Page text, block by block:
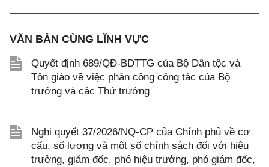
VĂN BẢN CÙNG LĨNH VỰC
Quyết định 689/QĐ-BDTTG của Bộ Dân tộc và
Tôn giáo về việc phân công công tác của Bộ
trưởng và các Thứ trưởng
Nghị quyết 37/2026/NQ-CP của Chính phủ về cơ
cấu, số lượng và một số chính sách đối với hiệu
trưởng, giám đốc, phó hiệu trưởng, phó giám đốc,